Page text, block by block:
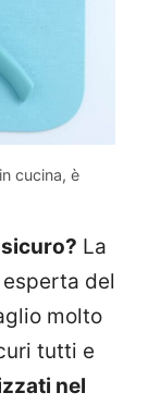
cucina, è
La
del
molto
tutti e
nel